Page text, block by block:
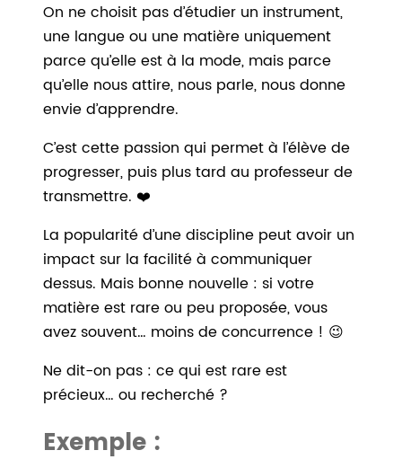
On ne choisit pas d’étudier un instrument,
une langue ou une matière uniquement
parce qu’elle est à la mode, mais parce
qu’elle nous attire, nous parle, nous donne
envie d’apprendre.
C’est cette passion qui permet à l’élève de
progresser, puis plus tard au professeur de
transmettre. ❤️
La popularité d’une discipline peut avoir un
impact sur la facilité à communiquer
dessus. Mais bonne nouvelle : si votre
matière est rare ou peu proposée, vous
avez souvent… moins de concurrence ! 😉
Ne dit-on pas : ce qui est rare est
précieux… ou recherché ?
Exemple :